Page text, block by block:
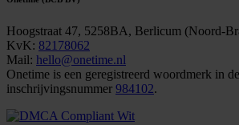
Hoogstraat 47, 5258BA, Berlicum (Noord-
KvK: 82178062
Mail: hello@onetime.nl
Onetime is een geregistreerd woordmerk in
inschrijvingsnummer 984102.